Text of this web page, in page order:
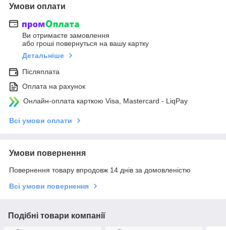
Умови оплати
Ви отримаєте замовлення
або гроші повернуться на вашу картку
Детальніше
Післяплата
Оплата на рахунок
Онлайн-оплата карткою Visa, Mastercard - LiqPay
Всі умови оплати
Умови повернення
Повернення товару впродовж 14 днів за домовленістю
Всі умови повернення
Подібні товари компанії